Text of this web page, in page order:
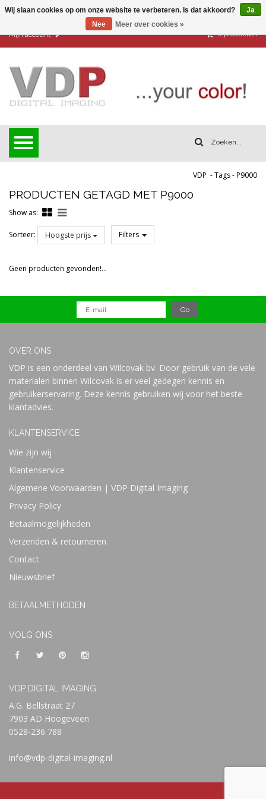
Mijn account 0 producten
VDP -Tags-P9000
PRODUCTEN GETAGD MET P9000
Show as:
Sorteer: Hoogste prijs Filters
Prijs
Geen producten gevonden!...
OVER ONS
VDP is een onderdeel van Wilcovak bv. Door gebruik van de vele
materialen binnen Wilcovak is er veel gedegen kennis en
gebruikerservaring. Deze kennis gebruiken wij voor het beste
klantadvies.
KLANTENSERVICE
Wie zijn wij
Klantenservice
Algemene Voorwaarden | VDP Digital Imaging
Privacy Policy
Betaalmogelijkheden
Verzenden & retourneren
Contact
Nieuwsbrief
BETAALMETHODEN
VOLG ONS
VDP DIGITAL IMAGING
A.G. Bellstraat 27
7903 AD Hoogeveen
0528-236 788
info@vdp-digital-imaging.nl
Wij slaan cookies op om onze website te verbeteren. Is dat akkoord?
Ja
Nee
Meer over cookies »